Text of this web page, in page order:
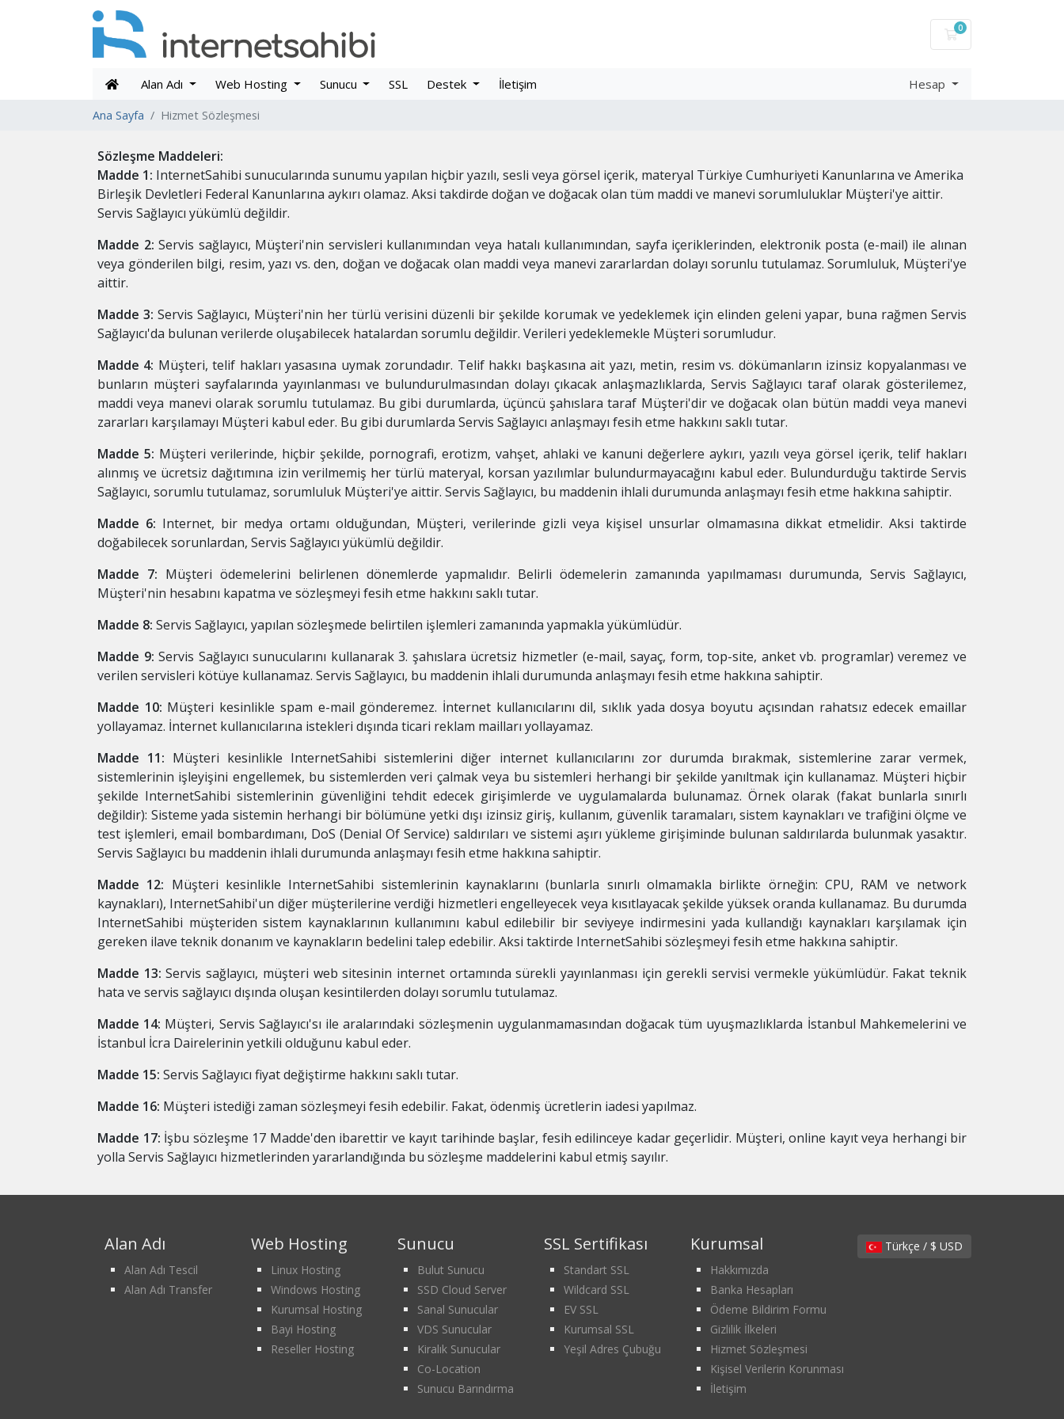
0
Sepet
Alan Adı Web Hosting Sunucu SSL Destek İletişim Hesap
Ana Sayfa Hizmet Sözleşmesi
Sözleşme Maddeleri:
Madde 1: InternetSahibi sunucularında sunumu yapılan hiçbir yazılı, sesli veya görsel içerik, materyal Türkiye Cumhuriyeti Kanunlarına ve Amerika
Birleşik Devletleri Federal Kanunlarına aykırı olamaz. Aksi takdirde doğan ve doğacak olan tüm maddi ve manevi sorumluluklar Müşteri'ye aittir.
Servis Sağlayıcı yükümlü değildir.
Madde 2: Servis sağlayıcı, Müşteri'nin servisleri kullanımından veya hatalı kullanımından, sayfa içeriklerinden, elektronik posta (e-mail) ile alınan
veya gönderilen bilgi, resim, yazı vs. den, doğan ve doğacak olan maddi veya manevi zararlardan dolayı sorunlu tutulamaz. Sorumluluk, Müşteri'ye
aittir.
Madde 3: Servis Sağlayıcı, Müşteri'nin her türlü verisini düzenli bir şekilde korumak ve yedeklemek için elinden geleni yapar, buna rağmen Servis
Sağlayıcı'da bulunan verilerde oluşabilecek hatalardan sorumlu değildir. Verileri yedeklemekle Müşteri sorumludur.
Madde 4: Müşteri, telif hakları yasasına uymak zorundadır. Telif hakkı başkasına ait yazı, metin, resim vs. dökümanların izinsiz kopyalanması ve
bunların müşteri sayfalarında yayınlanması ve bulundurulmasından dolayı çıkacak anlaşmazlıklarda, Servis Sağlayıcı taraf olarak gösterilemez,
maddi veya manevi olarak sorumlu tutulamaz. Bu gibi durumlarda, üçüncü şahıslara taraf Müşteri'dir ve doğacak olan bütün maddi veya manevi
zararları karşılamayı Müşteri kabul eder. Bu gibi durumlarda Servis Sağlayıcı anlaşmayı fesih etme hakkını saklı tutar.
Madde 5: Müşteri verilerinde, hiçbir şekilde, pornografi, erotizm, vahşet, ahlaki ve kanuni değerlere aykırı, yazılı veya görsel içerik, telif hakları
alınmış ve ücretsiz dağıtımına izin verilmemiş her türlü materyal, korsan yazılımlar bulundurmayacağını kabul eder. Bulundurduğu taktirde Servis
Sağlayıcı, sorumlu tutulamaz, sorumluluk Müşteri'ye aittir. Servis Sağlayıcı, bu maddenin ihlali durumunda anlaşmayı fesih etme hakkına sahiptir.
Madde 6: Internet, bir medya ortamı olduğundan, Müşteri, verilerinde gizli veya kişisel unsurlar olmamasına dikkat etmelidir. Aksi taktirde
doğabilecek sorunlardan, Servis Sağlayıcı yükümlü değildir.
Madde 7: Müşteri ödemelerini belirlenen dönemlerde yapmalıdır. Belirli ödemelerin zamanında yapılmaması durumunda, Servis Sağlayıcı,
Müşteri'nin hesabını kapatma ve sözleşmeyi fesih etme hakkını saklı tutar.
Madde 8: Servis Sağlayıcı, yapılan sözleşmede belirtilen işlemleri zamanında yapmakla yükümlüdür.
Madde 9: Servis Sağlayıcı sunucularını kullanarak 3. şahıslara ücretsiz hizmetler (e-mail, sayaç, form, top-site, anket vb. programlar) veremez ve
verilen servisleri kötüye kullanamaz. Servis Sağlayıcı, bu maddenin ihlali durumunda anlaşmayı fesih etme hakkına sahiptir.
Madde 10: Müşteri kesinlikle spam e-mail gönderemez. İnternet kullanıcılarını dil, sıklık yada dosya boyutu açısından rahatsız edecek emaillar
yollayamaz. İnternet kullanıcılarına istekleri dışında ticari reklam mailları yollayamaz.
Madde 11: Müşteri kesinlikle InternetSahibi sistemlerini diğer internet kullanıcılarını zor durumda bırakmak, sistemlerine zarar vermek,
sistemlerinin işleyişini engellemek, bu sistemlerden veri çalmak veya bu sistemleri herhangi bir şekilde yanıltmak için kullanamaz. Müşteri hiçbir
şekilde InternetSahibi sistemlerinin güvenliğini tehdit edecek girişimlerde ve uygulamalarda bulunamaz. Örnek olarak (fakat bunlarla sınırlı
değildir): Sisteme yada sistemin herhangi bir bölümüne yetki dışı izinsiz giriş, kullanım, güvenlik taramaları, sistem kaynakları ve trafiğini ölçme ve
test işlemleri, email bombardımanı, DoS (Denial Of Service) saldırıları ve sistemi aşırı yükleme girişiminde bulunan saldırılarda bulunmak yasaktır.
Servis Sağlayıcı bu maddenin ihlali durumunda anlaşmayı fesih etme hakkına sahiptir.
Madde 12: Müşteri kesinlikle InternetSahibi sistemlerinin kaynaklarını (bunlarla sınırlı olmamakla birlikte örneğin: CPU, RAM ve network
kaynakları), InternetSahibi'un diğer müşterilerine verdiği hizmetleri engelleyecek veya kısıtlayacak şekilde yüksek oranda kullanamaz. Bu durumda
InternetSahibi müşteriden sistem kaynaklarının kullanımını kabul edilebilir bir seviyeye indirmesini yada kullandığı kaynakları karşılamak için
gereken ilave teknik donanım ve kaynakların bedelini talep edebilir. Aksi taktirde InternetSahibi sözleşmeyi fesih etme hakkına sahiptir.
Madde 13:Servis sağlayıcı, müşteri web sitesinin internet ortamında sürekli yayınlanması için gerekli servisi vermekle yükümlüdür. Fakat teknik
hata ve servis sağlayıcı dışında oluşan kesintilerden dolayı sorumlu tutulamaz.
Madde 14: Müşteri, Servis Sağlayıcı'sı ile aralarındaki sözleşmenin uygulanmamasından doğacak tüm uyuşmazlıklarda İstanbul Mahkemelerini ve
İstanbul İcra Dairelerinin yetkili olduğunu kabul eder.
Madde 15: Servis Sağlayıcı fiyat değiştirme hakkını saklı tutar.
Madde 16: Müşteri istediği zaman sözleşmeyi fesih edebilir. Fakat, ödenmiş ücretlerin iadesi yapılmaz.
Madde 17: İşbu sözleşme 17 Madde'den ibarettir ve kayıt tarihinde başlar, fesih edilinceye kadar geçerlidir. Müşteri, online kayıt veya herhangi bir
yolla Servis Sağlayıcı hizmetlerinden yararlandığında bu sözleşme maddelerini kabul etmiş sayılır.
Türkçe / $ USD
Alan Adı
Alan Adı Tescil
Alan Adı Transfer
Web Hosting
Linux Hosting
Windows Hosting
Kurumsal Hosting
Bayi Hosting
Reseller Hosting
Sunucu
Bulut Sunucu
SSD Cloud Server
Sanal Sunucular
VDS Sunucular
Kiralık Sunucular
Co-Location
Sunucu Barındırma
SSL Sertifikası
Standart SSL
Wildcard SSL
EV SSL
Kurumsal SSL
Yeşil Adres Çubuğu
Kurumsal
Hakkımızda
Banka Hesapları
Ödeme Bildirim Formu
Gizlilik İlkeleri
Hizmet Sözleşmesi
Kişisel Verilerin Korunması
İletişim